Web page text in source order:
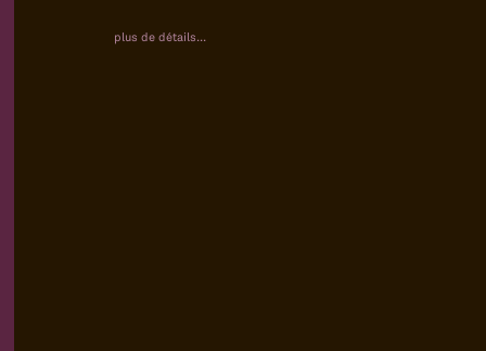
plus de détails...